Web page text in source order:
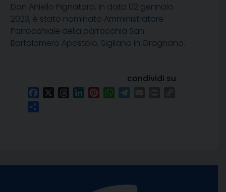
Don Aniello Pignataro, in data 02 gennaio
2023, è stato nominato Amministratore
Parrocchiale della parrocchia San
Bartolomero Apostolo, Sigliano in Gragnano.
condividi su
FacebookThreadsLinkedInPinterestWhatsApp